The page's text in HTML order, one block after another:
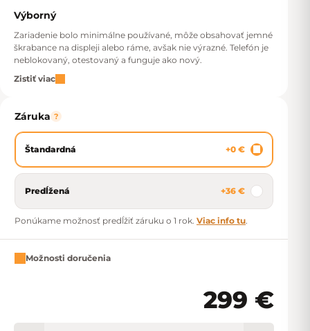
Výborný
Zariadenie bolo minimálne používané, môže obsahovať jemné
škrabance na displeji alebo ráme, avšak nie výrazné. Telefón je
neblokovaný, otestovaný a funguje ako nový.
Zistiť viac
Záruka ?
Štandardná +0 €
Predĺžená +36 €
Ponúkame možnosť predĺžiť záruku o 1 rok. Viac info tu
Možnosti doručenia
299 €